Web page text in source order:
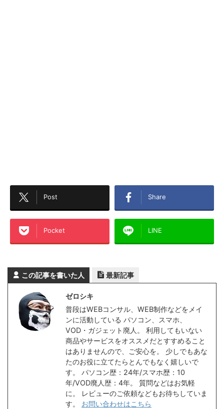
Post Share
Pocket LINE
この記事を書いた人 最新記事
ゼロシキ
普段はWEBコンサル、WEB制作などをメイ
ンに活動している パソコン、スマホ、
VOD・ガジェット廃人。 利用してもいない
商品やサービスをオススメだとすすめること
はありませんので、ご安心を。 少しでもあな
たのお役に立てたらとんでもなく嬉しいで
す。 パソコン歴：24年/スマホ歴：10
年/VOD廃人歴：4年。 質問などはお気軽
に。 レビューのご依頼などもお待ちしていま
す。 お問い合わせはこちら